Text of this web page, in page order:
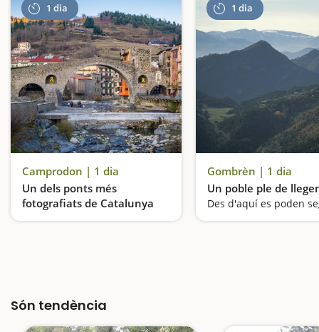
1 dia
Camprodon | 1 dia
Un dels ponts més
fotografiats de Catalunya
La imatge més característica de la vila és la del Pont Nou sobre el riu Ter
1 dia
Gombrèn | 1 dia
Un poble ple de
Són tendència